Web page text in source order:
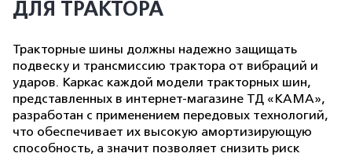
ДЛЯ ТРАКТОРА
Тракторные шины должны надежно защищать
подвеску и трансмиссию трактора от вибраций и
ударов. Каркас каждой модели тракторных шин,
представленных в интернет-магазине ТД «КАМА»,
разработан с применением передовых технологий,
что обеспечивает их высокую амортизирующую
способность, а значит позволяет снизить риск